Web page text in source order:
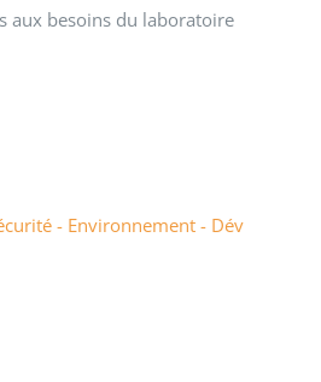
aux besoins du laboratoire
- Environnement - Dév